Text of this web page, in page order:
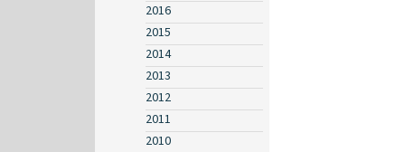
2016
2015
2014
2013
2012
2011
2010